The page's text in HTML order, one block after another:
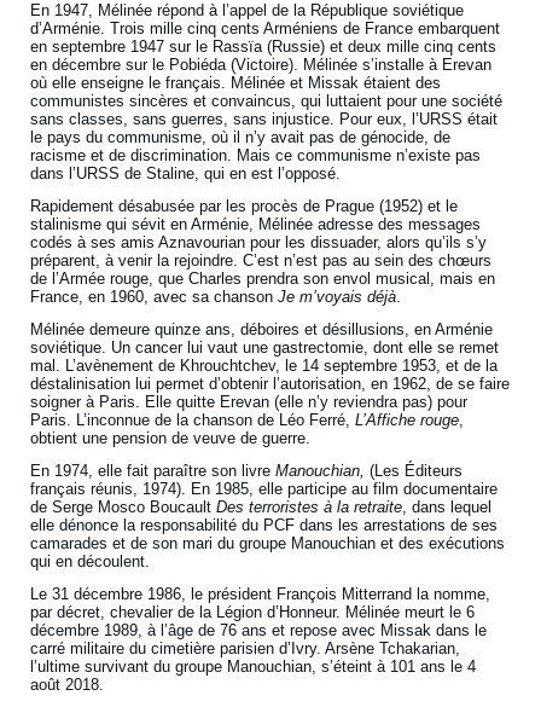
En 1947, Mélinée répond à l’appel de la République soviétique
d’Arménie. Trois mille cinq cents Arméniens de France embarquent
en septembre 1947 sur le Rassïa (Russie) et deux mille cinq cents
en décembre sur le Pobiéda (Victoire). Mélinée s’installe à Erevan
où elle enseigne le français. Mélinée et Missak étaient des
communistes sincères et convaincus, qui luttaient pour une société
sans classes, sans guerres, sans injustice. Pour eux, l’URSS était
le pays du communisme, où il n’y avait pas de génocide, de
racisme et de discrimination. Mais ce communisme n’existe pas
dans l’URSS de Staline, qui en est l’opposé.
Rapidement désabusée par les procès de Prague (1952) et le
stalinisme qui sévit en Arménie, Mélinée adresse des messages
codés à ses amis Aznavourian pour les dissuader, alors qu’ils s’y
préparent, à venir la rejoindre. C’est n’est pas au sein des chœurs
de l’Armée rouge, que Charles prendra son envol musical, mais en
France, en 1960, avec sa chanson Je m’voyais déjà.
Mélinée demeure quinze ans, déboires et désillusions, en Arménie
soviétique. Un cancer lui vaut une gastrectomie, dont elle se remet
mal. L’avènement de Khrouchtchev, le 14 septembre 1953, et de la
déstalinisation lui permet d’obtenir l’autorisation, en 1962, de se faire
soigner à Paris. Elle quitte Erevan (elle n’y reviendra pas) pour
Paris. L’inconnue de la chanson de Léo Ferré,L’Affiche rouge,
obtient une pension de veuve de guerre.
En 1974, elle fait paraître son livreManouchian, (Les Éditeurs
français réunis, 1974). En 1985, elle participe au film documentaire
de Serge Mosco BoucaultDes terroristes à la retraite, dans lequel
elle dénonce la responsabilité du PCF dans les arrestations de ses
camarades et de son mari du groupe Manouchian et des exécutions
qui en découlent.
Le 31 décembre 1986, le président François Mitterrand la nomme,
par décret, chevalier de la Légion d’Honneur. Mélinée meurt le 6
décembre 1989, à l’âge de 76 ans et repose avec Missak dans le
carré militaire du cimetière parisien d’Ivry. Arsène Tchakarian,
l’ultime survivant du groupe Manouchian, s’éteint à 101 ans le 4
août 2018.